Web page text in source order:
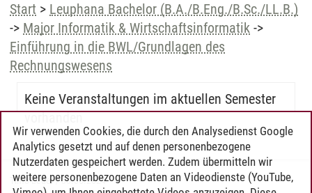
Start > Leuphana Bachelor (B.A./B.Eng./B.Sc./LL.B.)
-> Major Informatik & Wirtschaftsinformatik ->
Einführung in die BWL/Grundlagen des
Rechnungswesens
Keine Veranstaltungen im aktuellen Semester
vorhanden
Timo Leder/30.06.2024
Wir verwenden Cookies, die durch den Analysedienst Google
Analytics gesetzt und auf denen personenbezogene
Nutzerdaten gespeichert werden. Zudem übermitteln wir
weitere personenbezogene Daten an Videodienste (YouTube,